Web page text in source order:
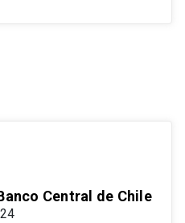
Central de Chile